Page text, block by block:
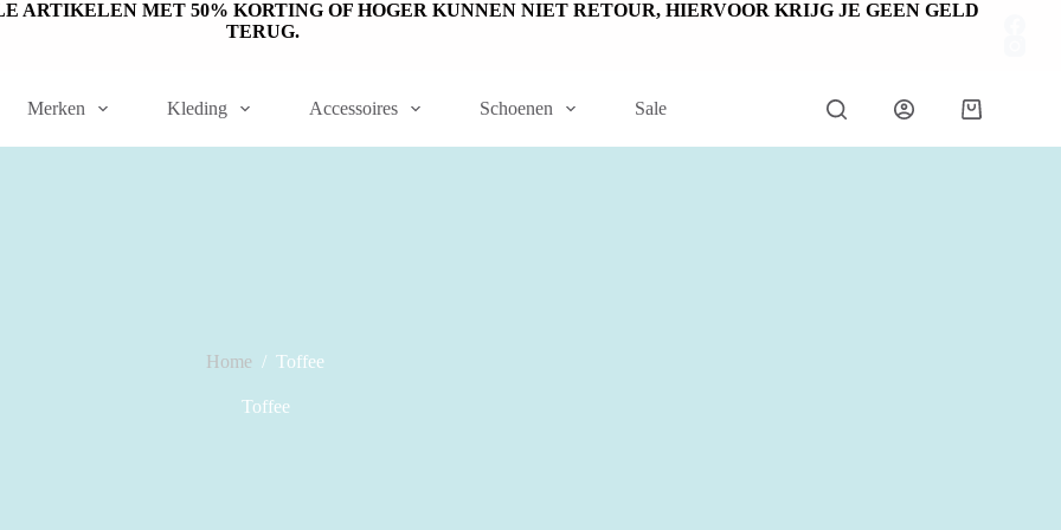
ARTIKELEN MET 50% KORTING OF HOGER KUNNEN NIET RETOUR, HIERVOOR KRIJG JE GEEN GELD
TERUG.
Merken Kleding Accessoires Schoenen Sale
Home / Toffee
Toffee